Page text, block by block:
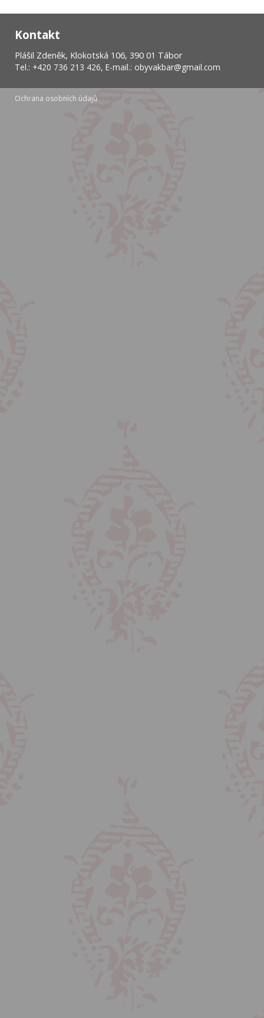
Kontakt
Plášil Zdeněk, Klokotská 106, 390 01 Tábor
Tel.: +420 736 213 426, E-mail.: obyvakbar@gmail.com
Ochrana osobních údajů